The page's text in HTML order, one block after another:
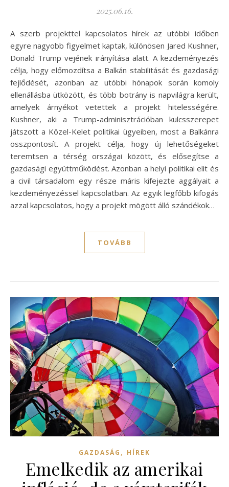
2025.06.16.
A szerb projekttel kapcsolatos hírek az utóbbi időben
egyre nagyobb figyelmet kaptak, különösen Jared Kushner,
Donald Trump vejének irányítása alatt. A kezdeményezés
célja, hogy előmozdítsa a Balkán stabilitását és gazdasági
fejlődését, azonban az utóbbi hónapok során komoly
ellenállásba ütközött, és több botrány is napvilágra került,
amelyek árnyékot vetettek a projekt hitelességére.
Kushner, aki a Trump-adminisztrációban kulcsszerepet
játszott a Közel-Kelet politikai ügyeiben, most a Balkánra
összpontosít. A projekt célja, hogy új lehetőségeket
teremtsen a térség országai között, és elősegítse a
gazdasági együttműködést. Azonban a helyi politikai elit és
a civil társadalom egy része máris kifejezte aggályait a
kezdeményezéssel kapcsolatban. Az egyik legfőbb kifogás
azzal kapcsolatos, hogy a projekt mögött álló szándékok…
TOVÁBB
GAZDASÁG , HÍREK
Emelkedik az amerikai